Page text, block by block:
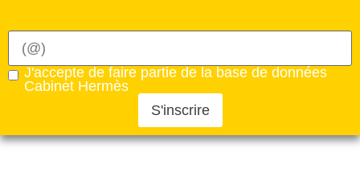
J'accepte de faire partie de la base de données
Cabinet Hermès
S'inscrire